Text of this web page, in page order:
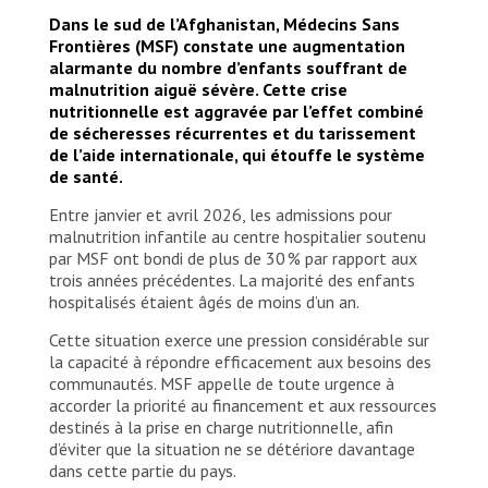
Dans le sud de l’Afghanistan, Médecins Sans
Frontières (MSF) constate une augmentation
alarmante du nombre d’enfants souffrant de
malnutrition aiguë sévère. Cette crise
nutritionnelle est aggravée par l’effet combiné
de sécheresses récurrentes et du tarissement
de l’aide internationale, qui étouffe le système
de santé.
Entre janvier et avril 2026, les admissions pour
malnutrition infantile au centre hospitalier soutenu
par MSF ont bondi de plus de 30 % par rapport aux
trois années précédentes. La majorité des enfants
hospitalisés étaient âgés de moins d’un an.
Cette situation exerce une pression considérable sur
la capacité à répondre efficacement aux besoins des
communautés. MSF appelle de toute urgence à
accorder la priorité au financement et aux ressources
destinés à la prise en charge nutritionnelle, afin
d’éviter que la situation ne se détériore davantage
dans cette partie du pays.